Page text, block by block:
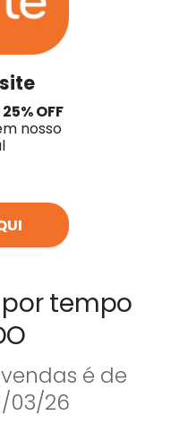
25% OFF
nosso
tempo
é de
03/26